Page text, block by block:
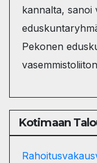
kannalta, sanoi
Pekonen
vasemmistoliiton
Kotimaan